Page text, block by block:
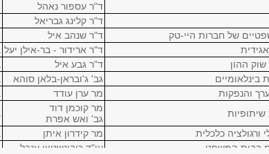
ד"ר עספור נאהל
ד"ר קלינג גבריאל
של חברות היי-טק ד"ר שנהב איל
ד"ר ארידור - בר-אילן יעל
שוק ההון ד"ר גבע איל
בינלאומיים גב' ג'ובראן-בלאן סוהא
ערך והנפקות מר ערן עודד
שיתופיות
מר קוכמן דוד
גב' ואש אפרת
ורגולציה כלכלית מר קידרון איתן
בבית המשפט עו"ד רובינשטיין ענבל